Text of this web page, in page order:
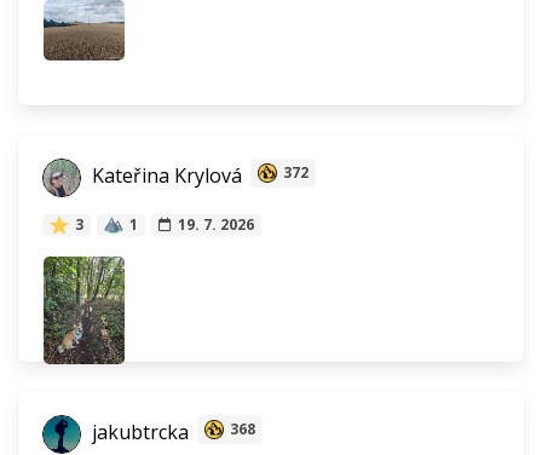
Kateřina Krylová 372
3 1 19. 7. 2026
jakubtrcka 368